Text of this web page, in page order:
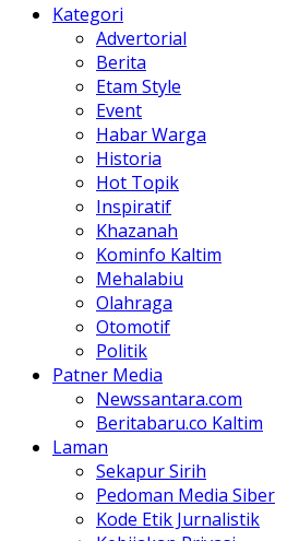
Kategori
Advertorial
Berita
Etam Style
Event
Habar Warga
Historia
Hot Topik
Inspiratif
Khazanah
Kominfo Kaltim
Mehalabiu
Olahraga
Otomotif
Politik
Patner Media
Newssantara.com
Beritabaru.co Kaltim
Laman
Sekapur Sirih
Pedoman Media Siber
Kode Etik Jurnalistik